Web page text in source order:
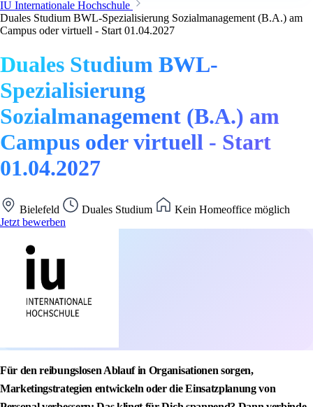
IU Internationale Hochschule
Duales Studium BWL-Spezialisierung Sozialmanagement (B.A.) am
Campus oder virtuell - Start 01.04.2027
Duales Studium BWL-
Spezialisierung
Sozialmanagement (B.A.) am
Campus oder virtuell - Start
01.04.2027
Bielefeld Duales Studium
Kein Homeoffice möglich
Jetzt bewerben
Für den reibungslosen Ablauf in Organisationen sorgen,
Marketingstrategien entwickeln oder die Einsatzplanung von